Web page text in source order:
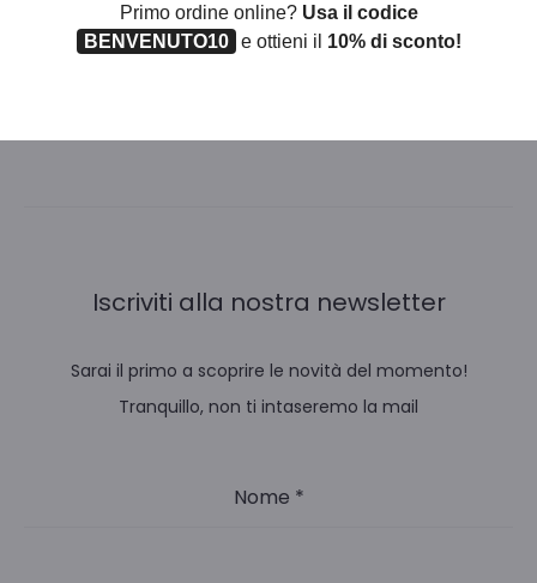
EXPO 78 SHOPPER NATALE
Iscriviti alla nostra newsletter
Sarai il primo a scoprire le novità del momento!
Tranquillo, non ti intaseremo la mail
Nome *
Primo ordine online? Usa il codice
BENVENUTO10
e ottieni il 10% di sconto!